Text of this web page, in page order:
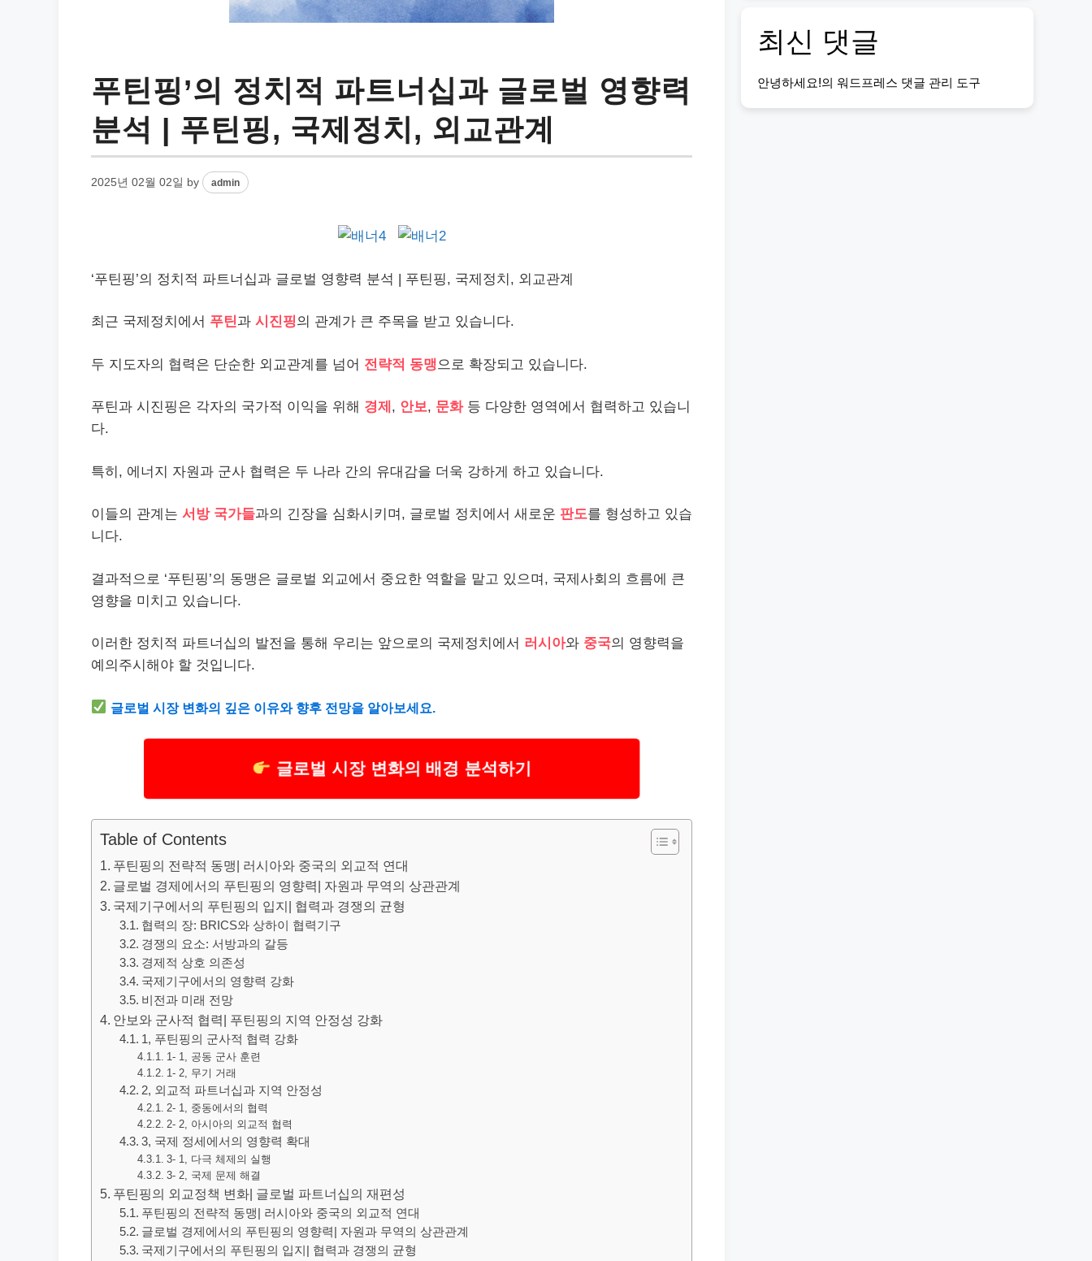
푸틴핑’의 정치적 파트너십과 글로벌 영향력
분석 | 푸틴핑, 국제정치, 외교관계
2025년 02월 02일 by admin
‘푸틴핑’의 정치적 파트너십과 글로벌 영향력 분석 | 푸틴핑, 국제정치, 외교관계
최근 국제정치에서 푸틴과 시진핑의 관계가 큰 주목을 받고 있습니다.
두 지도자의 협력은 단순한 외교관계를 넘어 전략적 동맹으로 확장되고 있습니다.
푸틴과 시진핑은 각자의 국가적 이익을 위해 경제 , 안보, 문화등 다양한 영역에서 협력하고 있습니
다.
특히, 에너지 자원과 군사 협력은 두 나라 간의 유대감을 더욱 강하게 하고 있습니다.
이들의 관계는 서방 국가들과의 긴장을 심화시키며, 글로벌 정치에서 새로운 판도를 형성하고 있습
니다.
결과적으로 ‘푸틴핑’의 동맹은 글로벌 외교에서 중요한 역할을 맡고 있으며, 국제사회의 흐름에 큰
영향을 미치고 있습니다.
이러한 정치적 파트너십의 발전을 통해 우리는 앞으로의 국제정치에서 러시아와 중국의 영향력을
예의주시해야 할 것입니다.
글로벌 시장 변화의 깊은 이유와 향후 전망을 알아보세요.
글로벌 시장 변화의 배경 분석하기
Table of Contents
푸틴핑의 전략적 동맹| 러시아와 중국의 외교적 연대
글로벌 경제에서의 푸틴핑의 영향력| 자원과 무역의 상관관계
국제기구에서의 푸틴핑의 입지| 협력과 경쟁의 균형
협력의 장: BRICS와 상하이 협력기구
경쟁의 요소: 서방과의 갈등
경제적 상호 의존성
국제기구에서의 영향력 강화
비전과 미래 전망
안보와 군사적 협력| 푸틴핑의 지역 안정성 강화
1, 푸틴핑의 군사적 협력 강화
1- 1, 공동 군사 훈련
1- 2, 무기 거래
2, 외교적 파트너십과 지역 안정성
2- 1, 중동에서의 협력
2- 2, 아시아의 외교적 협력
3, 국제 정세에서의 영향력 확대
3- 1, 다극 체제의 실행
3- 2, 국제 문제 해결
푸틴핑의 외교정책 변화| 글로벌 파트너십의 재편성
푸틴핑의 전략적 동맹| 러시아와 중국의 외교적 연대
글로벌 경제에서의 푸틴핑의 영향력| 자원과 무역의 상관관계
국제기구에서의 푸틴핑의 입지| 협력과 경쟁의 균형
최신 댓글
안녕하세요!의 워드프레스 댓글 관리 도구